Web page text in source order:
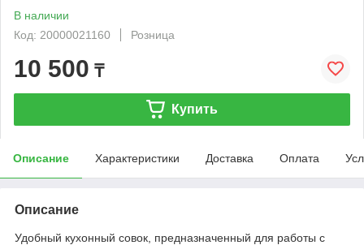
В наличии
Код: 20000021160
Розница
10 500 ₸
Купить
Описание Характеристики Доставка Оплата
Описание
Удобный кухонный совок, предназначенный для работы с